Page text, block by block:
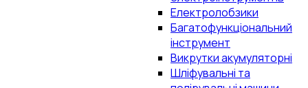
Електролобзики
Багатофункціональний
інструмент
Викрутки акумуляторні
Шліфувальні та